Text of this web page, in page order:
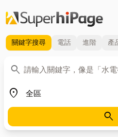
關鍵字搜尋 電話 進階 產
search
關鍵字
place
地區
search